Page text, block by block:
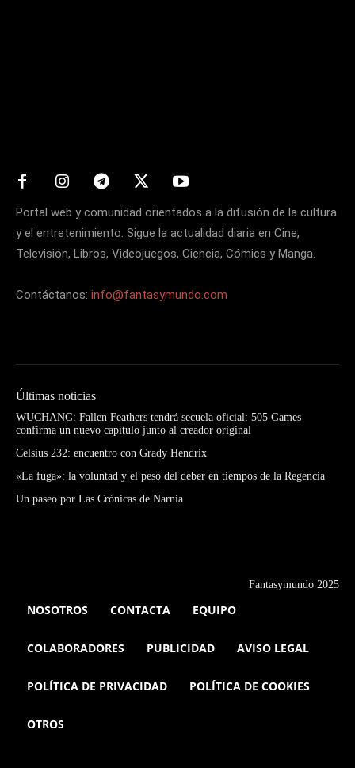
Portal web y comunidad orientados a la difusión de la cultura
y el entretenimiento. Sigue la actualidad diaria en Cine,
Televisión, Libros, Videojuegos, Ciencia, Cómics y Manga.
Contáctanos: info@fantasymundo.com
Últimas noticias
WUCHANG: Fallen Feathers tendrá secuela oficial: 505 Games
confirma un nuevo capítulo junto al creador original
Celsius 232: encuentro con Grady Hendrix
«La fuga»: la voluntad y el peso del deber en tiempos de la Regencia
Un paseo por Las Crónicas de Narnia
Fantasymundo 2025
NOSOTROS CONTACTA EQUIPO
COLABORADORES PUBLICIDAD AVISO LEGAL
POLÍTICA DE PRIVACIDAD POLÍTICA DE COOKIES
OTROS